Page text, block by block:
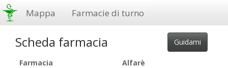
Mappa Farmacie di turno
Scheda farmacia
Farmacia
Alfarè